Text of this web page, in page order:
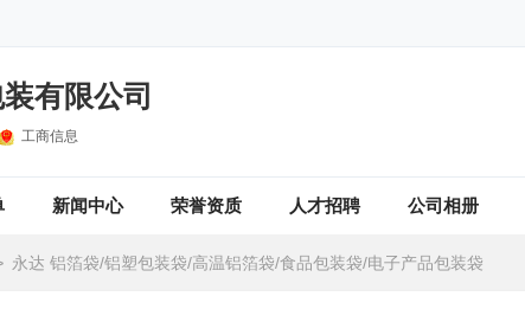
有限公司
工商信息
新闻中心 荣誉资质 人才招聘 公司相册
永达 铝箔袋/铝塑包装袋/高温铝箔袋/食品包装袋/电子产品包装袋